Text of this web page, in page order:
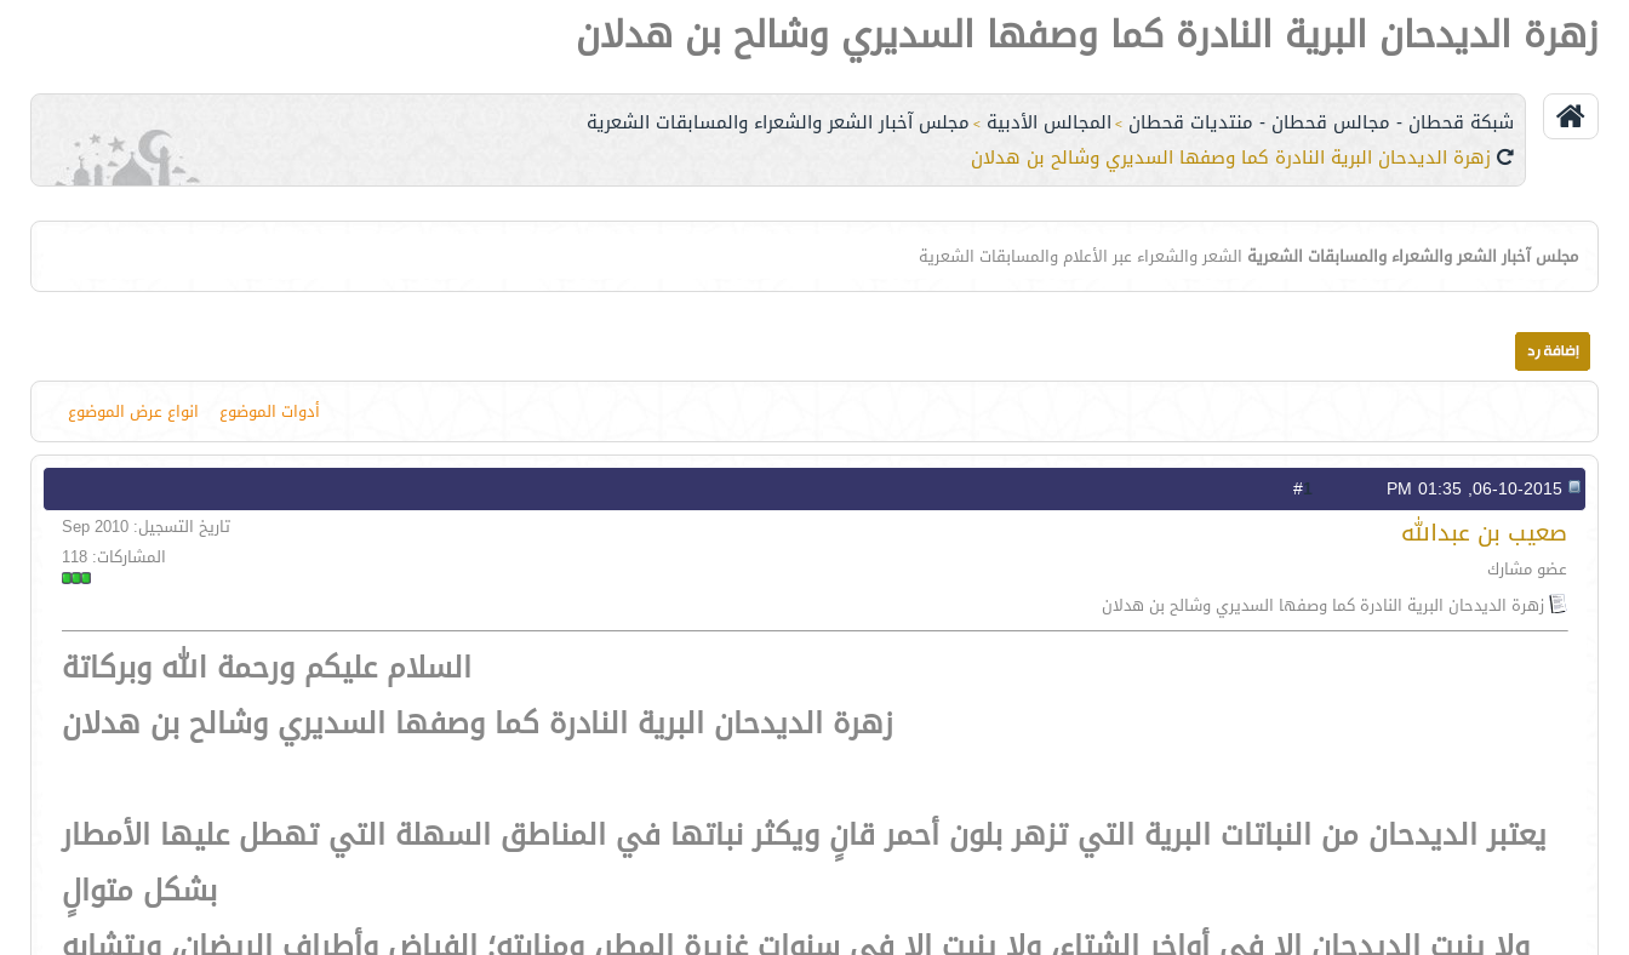
زهرة الديدحان البرية النادرة كما وصفها السديري وشالح بن هدلان
شبكة قحطان - مجالس قحطان - منتديات قحطان > المجالس الأدبية > مجلس آخبار الشعر والشعراء والمسابقات الشعرية
زهرة الديدحان البرية النادرة كما وصفها السديري وشالح بن هدلان
مجلس آخبار الشعر والشعراء والمسابقات الشعرية الشعر والشعراء عبر الأعلام والمسابقات الشعرية
أدوات الموضوع انواع عرض الموضوع
1
صعيب بن عبدالله
عضو مشارك
تاريخ التسجيل: Sep 2010
المشاركات: 118
زهرة الديدحان البرية النادرة كما وصفها السديري وشالح بن هدلان
السلام عليكم ورحمة الله وبركاتة
زهرة الديدحان البرية النادرة كما وصفها السديري وشالح بن هدلان
يعتبر الديدحان من النباتات البرية التي تزهر بلون أحمر قانٍ ويكثر نباتها في المناطق السهلة التي تهطل عليها الأمطار
بشكل متوالٍ